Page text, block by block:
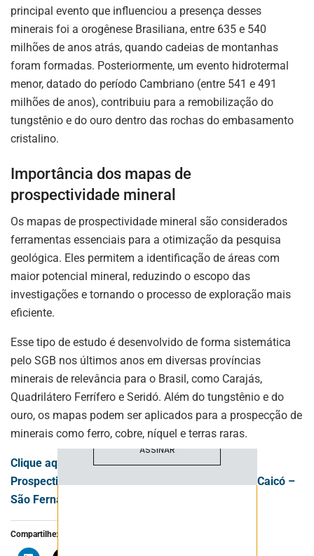
principal evento que influenciou a presença desses
minerais foi a orogênese Brasiliana, entre 635 e 540
milhões de anos atrás, quando cadeias de montanhas
foram formadas. Posteriormente, um evento hidrotermal
menor, datado do período Cambriano (entre 541 e 491
milhões de anos), contribuiu para a remobilização do
tungstênio e do ouro dentro das rochas do embasamento
cristalino.
Importância dos mapas de
prospectividade mineral
Os mapas de prospectividade mineral são considerados
ferramentas essenciais para a otimização da pesquisa
geológica. Eles permitem a identificação de áreas com
maior potencial mineral, reduzindo o escopo das
investigações e tornando o processo de exploração mais
eficiente.
Esse tipo de estudo é desenvolvido de forma sistemática
pelo SGB nos últimos anos em diversas províncias
minerais de relevância para o Brasil, como Carajás,
Quadrilátero Ferrífero e Seridó. Além do tungstênio e do
ouro, os mapas podem ser aplicados para a prospecção de
minerais como ferro, cobre, níquel e terras raras.
Clique aqui e saiba mais sobre o Mapa de
Prospectividade para Tungstênio e Ouro da área Caicó –
São Fernando – Jucurutu.
Compartilhe:
ASSINE NOSSA
Fique atualizado com as últimas
notíciase inovações do setor mineral
brasileiro.
ASSINAR